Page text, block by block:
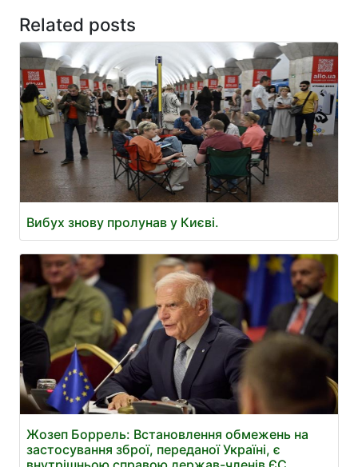
Related posts
Вибух знову пролунав у Києві.
Жозеп Боррель: Встановлення обмежень на
застосування зброї, переданої Україні, є